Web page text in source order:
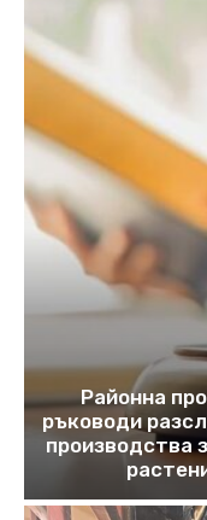
Районна
ръководи
производства